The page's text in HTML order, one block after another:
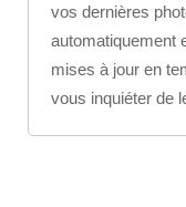
vos dernières
automatiquement
mises à jour en
vous inquiéter de